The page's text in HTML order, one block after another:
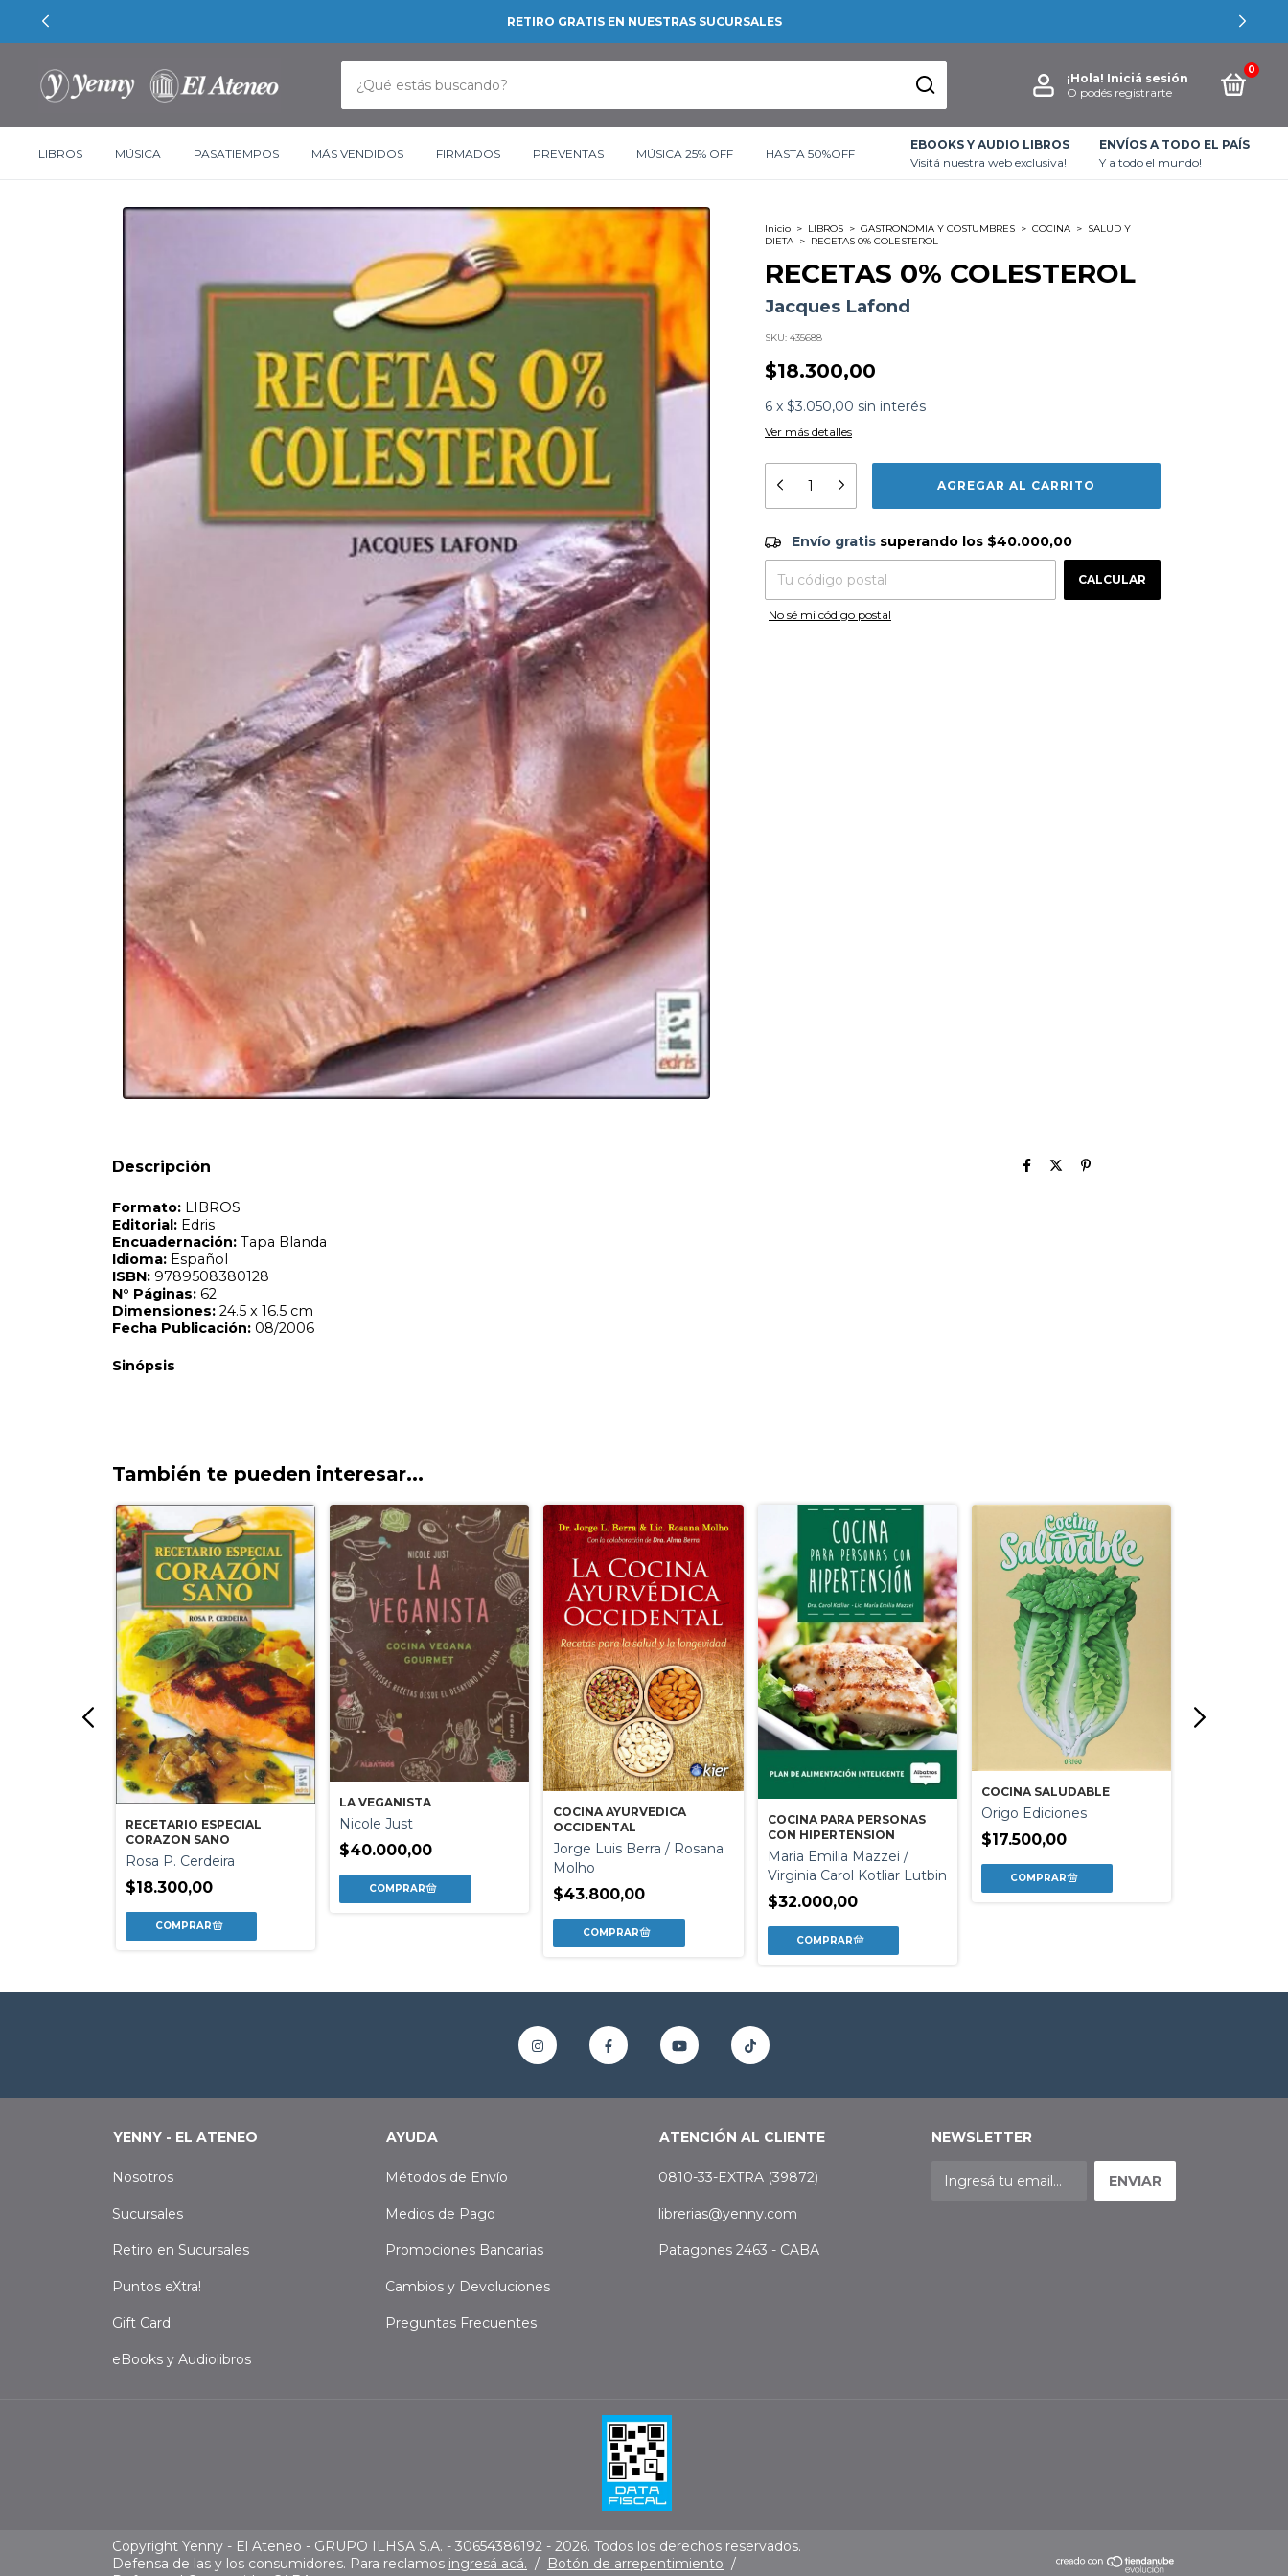
RETIRO GRATIS EN NUESTRAS SUCURSALES
¡Hola! Iniciá sesión
O podés registrarte
0
LIBROS MÚSICA PASATIEMPOS MÁS VENDIDOS FIRMADOS PREVENTAS MÚSICA 25% OFF HASTA 50%OFF
EBOOKS Y AUDIO LIBROS
Visitá nuestra web exclusiva!
ENVÍOS A TODO EL PAÍS
Y a todo el mundo!
Inicio > LIBROS > GASTRONOMIA Y COSTUMBRES > COCINA > SALUD Y
DIETA > RECETAS 0% COLESTEROL
RECETAS 0% COLESTEROL
Jacques Lafond
SKU: 435688
$18.300,00
6 x $3.050,00 sin interés
Ver más detalles
Envío gratis $40.000,00
Entregas para el CP: CAMBIAR CP
Envío gratis superando los $40.000,00
CALCULAR
No sé mi código postal
Descripción
LIBROS
Tapa Blanda
ISBN: 9789508380128
Páginas:62
Dimensiones:24.5 x 16.5 cm
También te pueden interesar...
RECETARIO ESPECIAL
CORAZON SANO
Rosa P. Cerdeira
$18.300,00
LA VEGANISTA
Nicole Just
$40.000,00
COCINA AYURVEDICA
OCCIDENTAL
Jorge Luis Berra / Rosana
Molho
$43.800,00
COCINA PARA PERSONAS
CON HIPERTENSION
Maria Emilia Mazzei /
Virginia Carol Kotliar Lutbin
$32.000,00
COCINA SALUDABLE
Origo Ediciones
$17.500,00
YENNY - EL ATENEO
Nosotros
Sucursales
Retiro en Sucursales
Puntos eXtra!
Gift Card
eBooks y Audiolibros
AYUDA
Métodos de Envío
Medios de Pago
Promociones Bancarias
Cambios y Devoluciones
Preguntas Frecuentes
ATENCIÓN AL CLIENTE
0810-33-EXTRA (39872)
librerias@yenny.com
Patagones 2463 - CABA
NEWSLETTER
Copyright Yenny - El Ateneo - GRUPO ILHSA S.A. - 30654386192 - 2026. Todos los derechos reservados.
Defensa de las y los consumidores. Para reclamos ingresá acá. / Botón de arrepentimiento /